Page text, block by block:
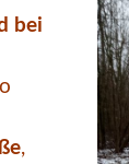
bei
,